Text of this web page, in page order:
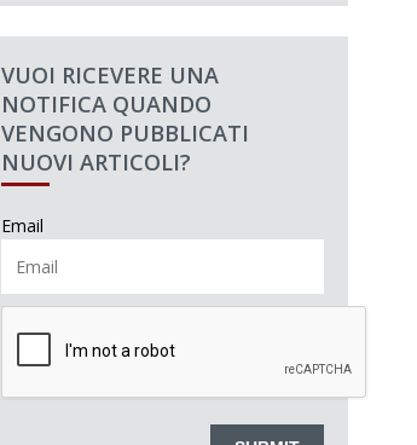
VUOI RICEVERE UNA
NOTIFICA QUANDO
VENGONO PUBBLICATI
NUOVI ARTICOLI?
Email